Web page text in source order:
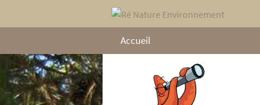
Accueil